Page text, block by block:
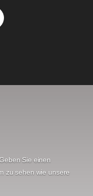
Sie einen
zu sehen wie unsere